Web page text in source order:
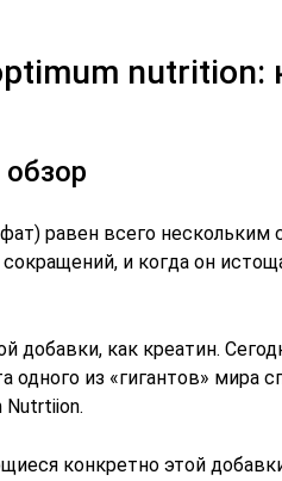
nutrition:
равен всего нескольким
и когда он
добавки, как креатин.
одного из «гигантов» мира
Nutrtiion.
конкретно этой